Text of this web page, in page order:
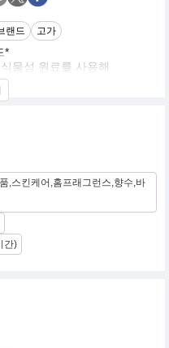
랜드 고가
*
물성 원료를 사용해
빙 브랜드 입니다.
,스킨케어,홈프래그런스,향수,바
간)